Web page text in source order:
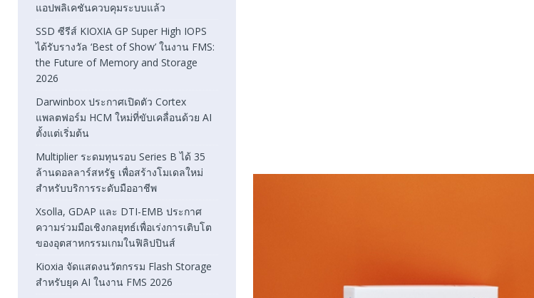
แอปพลิเคชันควบคุมระบบแล้ว
SSD ซีรีส์ KIOXIA GP Super High IOPS
ได้รับรางวัล ‘Best of Show’ ในงาน FMS:
the Future of Memory and Storage
2026
Darwinbox ประกาศเปิดตัว Cortex
แพลตฟอร์ม HCM ใหม่ที่ขับเคลื่อนด้วย AI
ตั้งแต่เริ่มต้น
Multiplier ระดมทุนรอบ Series B ได้ 35
ล้านดอลลาร์สหรัฐ เพื่อสร้างโมเดลใหม่
สำหรับบริการระดับมืออาชีพ
Xsolla, GDAP และ DTI-EMB ประกาศ
ความร่วมมือเชิงกลยุทธ์เพื่อเร่งการเติบโต
ของอุตสาหกรรมเกมในฟิลิปปินส์
Kioxia จัดแสดงนวัตกรรม Flash Storage
สำหรับยุค AI ในงาน FMS 2026